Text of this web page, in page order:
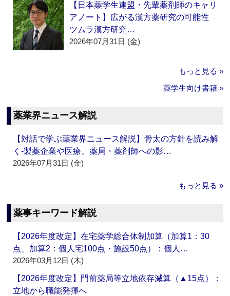
【日本薬学生連盟・先輩薬剤師のキャリ
アノート】広がる漢方薬研究の可能性
ツムラ漢方研究…
2026年07月31日 (金)
もっと見る »
薬学生向け書籍 »
薬業界ニュース解説
【対話で学ぶ薬業界ニュース解説】骨太の方針を読み解
く‐製薬企業や医療、薬局・薬剤師への影…
2026年07月31日 (金)
もっと見る »
薬事キーワード解説
【2026年度改定】在宅薬学総合体制加算（加算1：30
点、加算2：個人宅100点・施設50点）：個人…
2026年03月12日 (木)
【2026年度改定】門前薬局等立地依存減算（▲15点）：
立地から職能発揮へ